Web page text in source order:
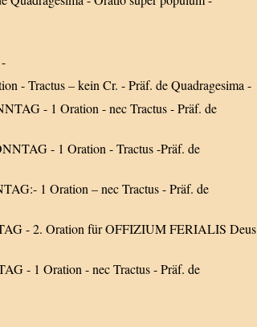
- Tractus – kein Cr. - Präf. de Quadragesima -
- 1 Oration - nec Tractus - Präf. de
- 1 Oration - Tractus -Präf. de
1 Oration – nec Tractus - Präf. de
- 2. Oration für OFFIZIUM FERIALIS Deus
- 1 Oration - nec Tractus - Präf. de